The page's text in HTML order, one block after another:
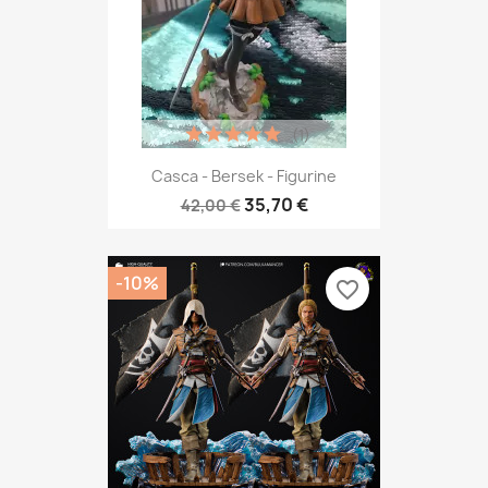
Casca - Bersek - Figurine
42,00 €35,70 €
(1)
-10% favorite_border